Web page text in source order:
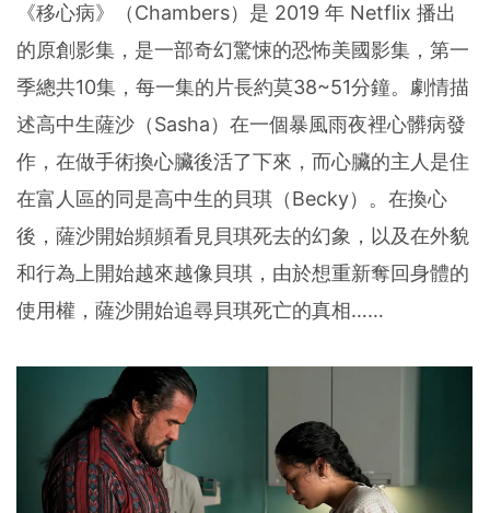
《移心病》（Chambers）是 2019 年 Netflix 播出
的原創影集，是一部奇幻驚悚的恐怖美國影集，第一
季總共10集，每一集的片長約莫38~51分鐘。劇情描
述高中生薩沙（Sasha）在一個暴風雨夜裡心髒病發
作，在做手術換心臟後活了下來，而心臟的主人是住
在富人區的同是高中生的貝琪（Becky）。在換心
後，薩沙開始頻頻看見貝琪死去的幻象，以及在外貌
和行為上開始越來越像貝琪，由於想重新奪回身體的
使用權，薩沙開始追尋貝琪死亡的真相……